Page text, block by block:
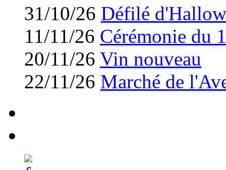
31/10/26 Défilé
11/11/26 Cérémonie du
20/11/26 Vin nouveau
22/11/26 Marché de